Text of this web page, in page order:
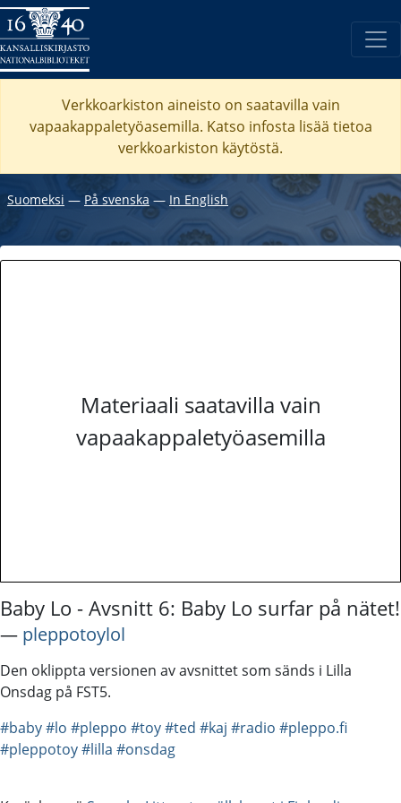
Verkkoarkiston aineisto on saatavilla vain
vapaakappaletyöasemilla. Katso infosta lisää tietoa
verkkoarkiston käytöstä.
Suomeksi ― På svenska ― In English
Materiaali saatavilla vain
vapaakappaletyöasemilla
Baby Lo - Avsnitt 6: Baby Lo surfar på nätet!
― pleppotoylol
Den oklippta versionen av avsnittet som sänds i Lilla
Onsdag på FST5.
#baby#lo #pleppo #toy#ted #kaj #radio #pleppo.fi
#pleppotoy#lilla #onsdag